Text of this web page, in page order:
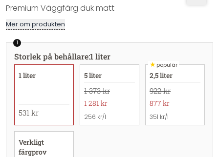
Premium Väggfärg duk matt
Mer om produkten
1
Storlek på behållare:1 liter
1 liter
531 kr
5 liter
1 373 kr
1 281 kr
256 kr/l
★populär
2,5 liter
922 kr
877 kr
351 kr/l
Verkligt
färgprov